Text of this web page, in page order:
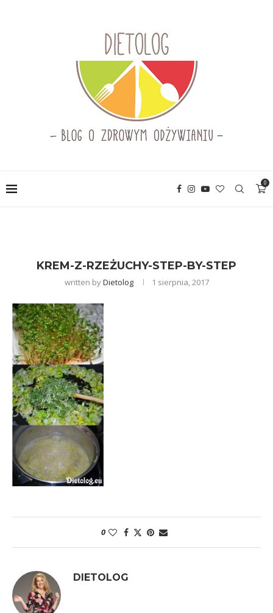
0
KREM-Z-RZEŻUCHY-STEP-BY-STEP
written byDietolog 1 sierpnia, 2017
0
DIETOLOG